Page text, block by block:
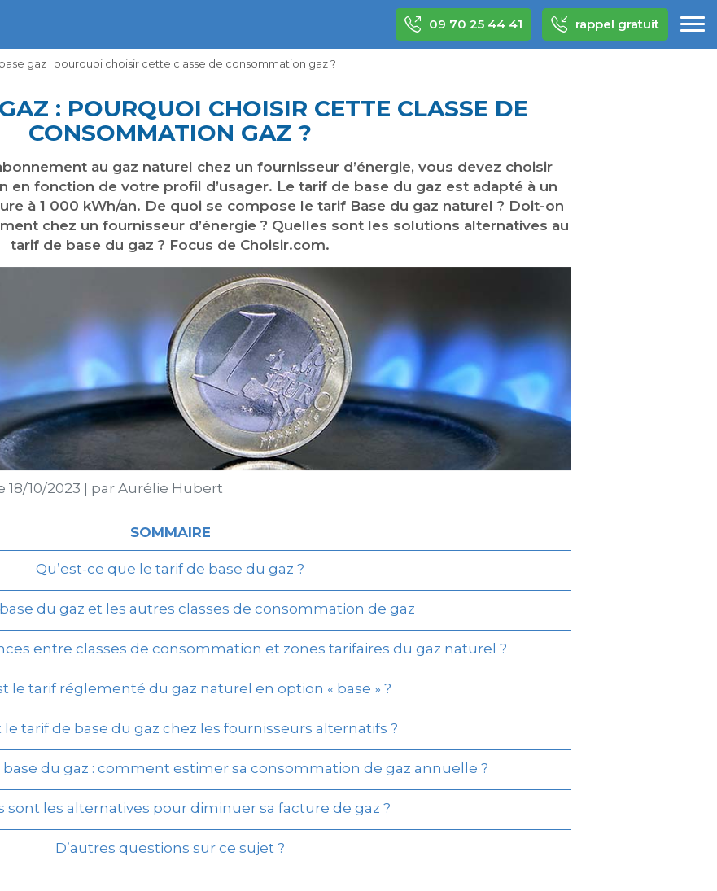
09 70 25 44 41 rappel gratuit
gaz : pourquoi choisir cette classe de consommation gaz ?
: POURQUOI CHOISIR CETTE CLASSE DE
CONSOMMATION GAZ ?
au gaz naturel chez un fournisseur d’énergie, vous devez choisir
en fonction de votre profil d’usager. Le tarif de base du gaz est adapté à un
à 1 000 kWh/an. De quoi se compose le tarif Base du gaz naturel ? Doit-on
chez un fournisseur d’énergie ? Quelles sont les solutions alternatives au
tarif de base du gaz ? Focus de Choisir.com.
18/10/2023 par Aurélie Hubert
SOMMAIRE
Qu’est-ce que le tarif de base du gaz ?
du gaz et les autres classes de consommation de gaz
entre classes de consommation et zones tarifaires du gaz naturel ?
le tarif réglementé du gaz naturel en option « base » ?
le tarif de base du gaz chez les fournisseurs alternatifs ?
du gaz : comment estimer sa consommation de gaz annuelle ?
sont les alternatives pour diminuer sa facture de gaz ?
D’autres questions sur ce sujet ?